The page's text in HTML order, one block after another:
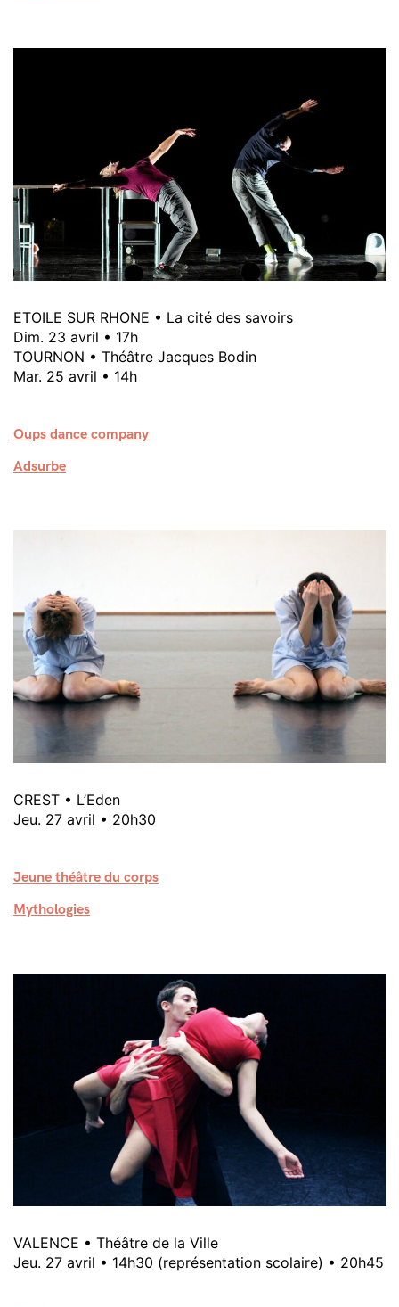
ETOILE SUR RHONE • La cité des savoirs
Dim. 23 avril • 17h
TOURNON • Théâtre Jacques Bodin
Mar. 25 avril • 14h
Oups dance company
Adsurbe
CREST • L’Eden
Jeu. 27 avril • 20h30
Jeune théâtre du corps
Mythologies
VALENCE • Théâtre de la Ville
Jeu. 27 avril • 14h30 (représentation scolaire) • 20h45